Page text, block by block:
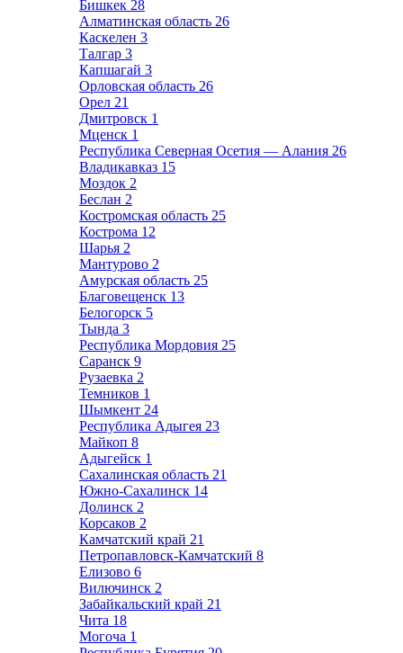
Бишкек 28
Алматинская область 26
Каскелен 3
Талгар 3
Капшагай 3
Орловская область 26
Орел 21
Дмитровск 1
Мценск 1
Республика Северная Осетия — Алания 26
Владикавказ 15
Моздок 2
Беслан 2
Костромская область 25
Кострома 12
Шарья 2
Мантурово 2
Амурская область 25
Благовещенск 13
Белогорск 5
Тында 3
Республика Мордовия 25
Саранск 9
Рузаевка 2
Темников 1
Шымкент 24
Республика Адыгея 23
Майкоп 8
Адыгейск 1
Сахалинская область 21
Южно-Сахалинск 14
Долинск 2
Корсаков 2
Камчатский край 21
Петропавловск-Камчатский 8
Елизово 6
Вилючинск 2
Забайкальский край 21
Чита 18
Могоча 1